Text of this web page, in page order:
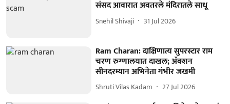
संसद आवारात अवतरले मंदिरातले साधू
Snehil Shivaji 31 Jul 2026
Ram Charan: दाक्षिणात्य सुपरस्टार राम
चरण रुग्णालयात दाखल; ॲक्शन
सीनदरम्यान अभिनेता गंभीर जखमी
Shruti Vilas Kadam 27 Jul 2026